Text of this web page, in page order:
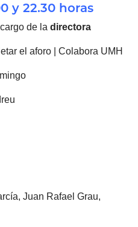
y 22.30 horas
de la directora
el aforo | Colabora UMH
Juan Rafael Grau,